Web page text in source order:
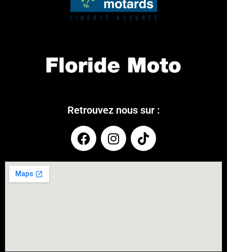
Retrouvez nous sur :